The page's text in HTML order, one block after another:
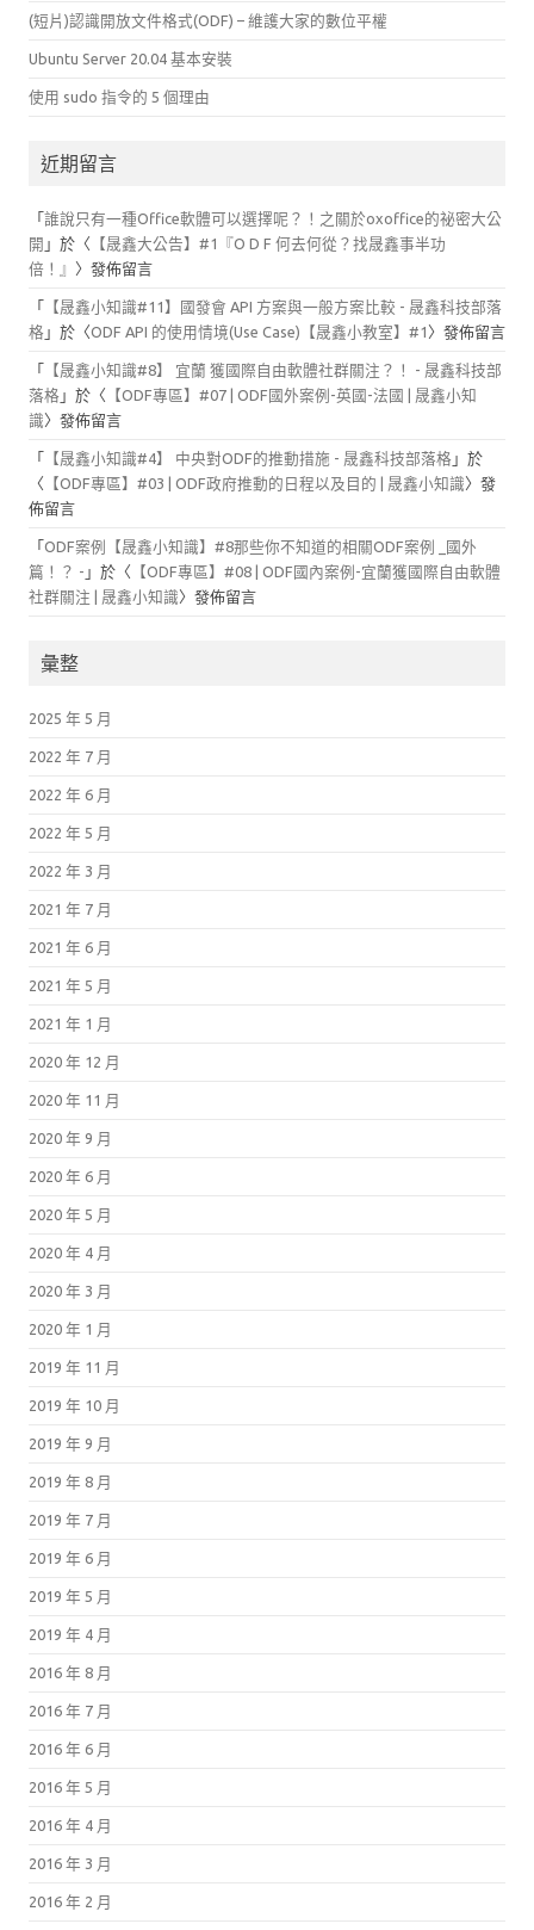
(短片)認識開放文件格式(ODF) – 維護大家的數位平權
Ubuntu Server 20.04 基本安裝
使用 sudo 指令的 5 個理由
近期留言
「 誰說只有一種Office軟體可以選擇呢？！之關於oxoffice的祕密大公
開 」於〈 【晟鑫大公告】#1『O D F 何去何從？找晟鑫事半功
倍！』 〉發佈留言
「
【晟鑫小知識#11】國發會 API 方案與一般方案比較 - 晟鑫科技部落
格 」於〈ODF API 的使用情境(Use Case)【晟鑫小教室】#1 〉發佈留言
「
【晟鑫小知識#8】 宜蘭 獲國際自由軟體社群關注？！ - 晟鑫科技部
落格 」於〈 【ODF專區】#07 | ODF國外案例-英國-法國 | 晟鑫小知
識〉發佈留言
「 【晟鑫小知識#4】 中央對ODF的推動措施 - 晟鑫科技部落格 」於
〈 【ODF專區】#03 | ODF政府推動的日程以及目的 | 晟鑫小知識〉發
佈留言
「 ODF案例【晟鑫小知識】#8那些你不知道的相關ODF案例 _國外
篇！？ - 」於〈 【ODF專區】#08 | ODF國內案例-宜蘭獲國際自由軟體
社群關注 | 晟鑫小知識〉發佈留言
彙整
2025 年 5 月
2022 年 7 月
2022 年 6 月
2022 年 5 月
2022 年 3 月
2021 年 7 月
2021 年 6 月
2021 年 5 月
2021 年 1 月
2020 年 12 月
2020 年 11 月
2020 年 9 月
2020 年 6 月
2020 年 5 月
2020 年 4 月
2020 年 3 月
2020 年 1 月
2019 年 11 月
2019 年 10 月
2019 年 9 月
2019 年 8 月
2019 年 7 月
2019 年 6 月
2019 年 5 月
2019 年 4 月
2016 年 8 月
2016 年 7 月
2016 年 6 月
2016 年 5 月
2016 年 4 月
2016 年 3 月
2016 年 2 月